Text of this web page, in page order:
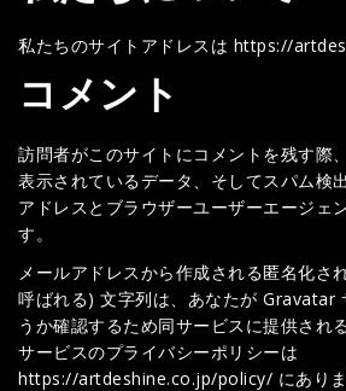
私たちのサイトアドレスは https://
コメント
訪問者がこのサイトにコメントを残す際
表示されているデータ、そしてスパム検
アドレスとブラウザーユーザーエージェ
す。
メールアドレスから作成される匿名化さ
呼ばれる) 文字列は、あなたが Gravatar
うか確認するため同サービスに提供され
サービスのプライバシーポリシーは
https://artdeshine.co.jp/policy/ にあり